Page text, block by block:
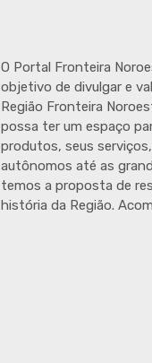
O Portal Fronteira
objetivo de divulgar e
Região Fronteira
possa ter um espaço
produtos, seus
autônomos até as
temos a proposta de
história da Região.